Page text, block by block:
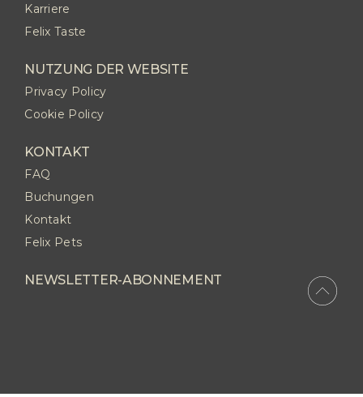
Karriere
Felix Taste
NUTZUNG DER WEBSITE
Privacy Policy
Cookie Policy
KONTAKT
FAQ
Buchungen
Kontakt
Felix Pets
NEWSLETTER-ABONNEMENT